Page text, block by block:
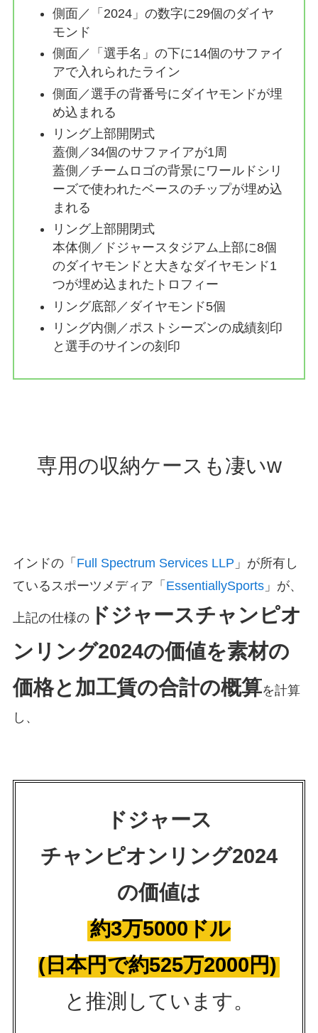
側面／「2024」の数字に29個のダイヤ
モンド
側面／「選手名」の下に14個のサファイ
アで入れられたライン
側面／選手の背番号にダイヤモンドが埋
め込まれる
リング上部開閉式
蓋側／34個のサファイアが1周
蓋側／チームロゴの背景にワールドシリ
ーズで使われたベースのチップが埋め込
まれる
リング上部開閉式
本体側／ドジャースタジアム上部に8個
のダイヤモンドと大きなダイヤモンド1
つが埋め込まれたトロフィー
リング底部／ダイヤモンド5個
リング内側／ポストシーズンの成績刻印
と選手のサインの刻印
専用の収納ケースも凄いw
インドの「 Full Spectrum Services LLP 」が所有し
ているスポーツメディア「 EssentiallySports」が、
上記の仕様のドジャースチャンピオ
ンリング2024の価値を素材の
価格と加工賃の合計の概算を計算
し、
ドジャース
チャンピオンリング2024
の価値は
約3万5000ドル
(日本円で約525万2000円)
と推測しています。